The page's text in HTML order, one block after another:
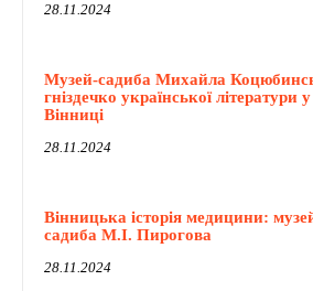
28.11.2024
Музей-садиба Михайла
гніздечко української літератури у
Вінниці
28.11.2024
Вінницька історія медицини:
садиба М.І. Пирогова
28.11.2024